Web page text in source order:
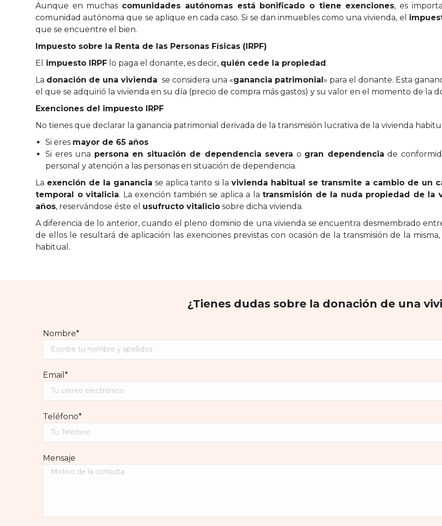
Aunque en muchas comunidades autónomas está bonificado o tiene exenciones, es
comunidad autónoma que se aplique en cada caso. Si se dan inmuebles como una vivienda, el
que se encuentre el bien.
Impuesto sobre la Renta de las Personas Físicas (IRPF)
El
impuesto IRPF lo paga el donante, es decir, quién cede la propiedad.
La donación de una vivienda se considera una «ganancia patrimonial» para el donante. Esta
el que se adquirió la vivienda en su día (precio de compra más gastos) y su valor en el momento de la
Exenciones del impuesto IRPF
No tienes que declarar la ganancia patrimonial derivada de la transmisión lucrativa de la vivienda
Si eres mayor de 65 años
Si eres una persona en situación de dependencia severa o gran dependencia de
personal y atención a las personas en situación de dependencia.
La exención de la ganancia se aplica tanto si lavivienda habitual se transmite a cambio de un
temporal o vitalicia. La exención también se aplica a la transmisión de la nuda propiedad de la
años, reservándose éste el usufructo vitalicio sobre dicha vivienda.
A diferencia de lo anterior, cuando el pleno dominio de una vivienda se encuentra desmembrado
de ellos le resultará de aplicación las exenciones previstas con ocasión de la transmisión de la
habitual.
¿Tienes dudas sobre la donación de una
Nombre*
Email*
Teléfono*
Mensaje